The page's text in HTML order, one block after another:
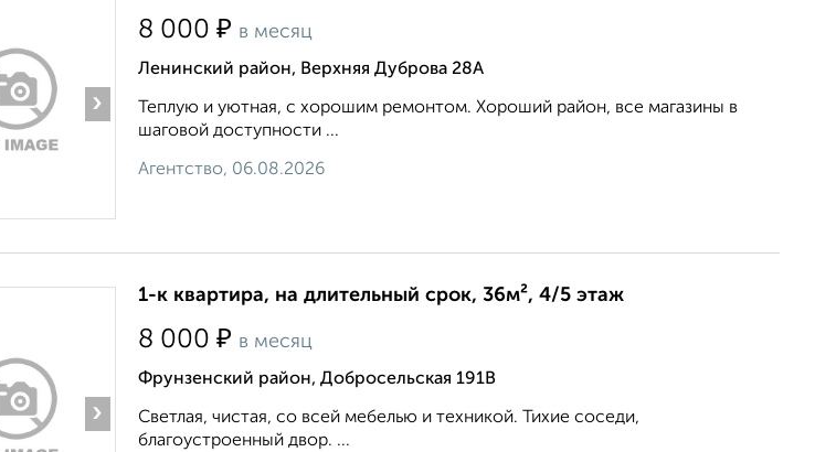
›
8 000 ₽ в месяц
Ленинский район, Верхняя Дуброва 28А
Теплую и уютная, с хорошим ремонтом. Хороший район, все магазины в
шаговой доступности ...
Агентство, 06.08.2026
›
1-к квартира, на длительный срок, 36м², 4/5 этаж
8 000 ₽ в месяц
Фрунзенский район, Добросельская 191В
Светлая, чистая, со всей мебелью и техникой. Тихие соседи,
благоустроенный двор. ...